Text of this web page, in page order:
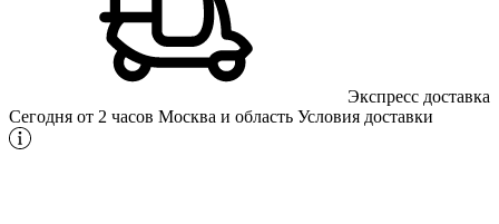
Экспресс доставка
Сегодня от 2 часов Москва и область Условия доставки